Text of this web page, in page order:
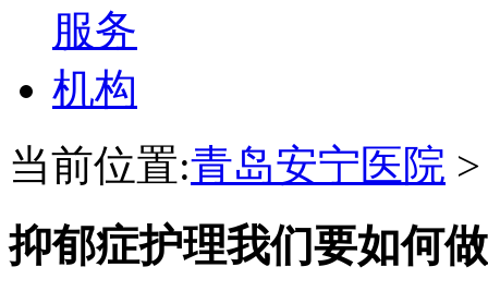
当前位置:青岛安宁医院
抑郁症护理我们要如何做